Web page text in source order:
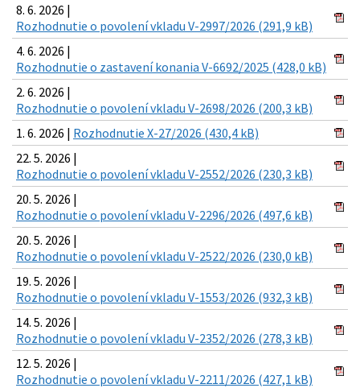
8. 6. 2026 |
Rozhodnutie o povolení vkladu V-2997/2026 (291,9 kB)
4. 6. 2026 |
Rozhodnutie o zastavení konania V-6692/2025 (428,0 kB)
2. 6. 2026 |
Rozhodnutie o povolení vkladu V-2698/2026 (200,3 kB)
1. 6. 2026 | Rozhodnutie X-27/2026 (430,4 kB)
22. 5. 2026 |
Rozhodnutie o povolení vkladu V-2552/2026 (230,3 kB)
20. 5. 2026 |
Rozhodnutie o povolení vkladu V-2296/2026 (497,6 kB)
20. 5. 2026 |
Rozhodnutie o povolení vkladu V-2522/2026 (230,0 kB)
19. 5. 2026 |
Rozhodnutie o povolení vkladu V-1553/2026 (932,3 kB)
14. 5. 2026 |
Rozhodnutie o povolení vkladu V-2352/2026 (278,3 kB)
12. 5. 2026 |
Rozhodnutie o povolení vkladu V-2211/2026 (427,1 kB)